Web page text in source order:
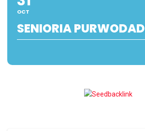
OCT
SENIORIA